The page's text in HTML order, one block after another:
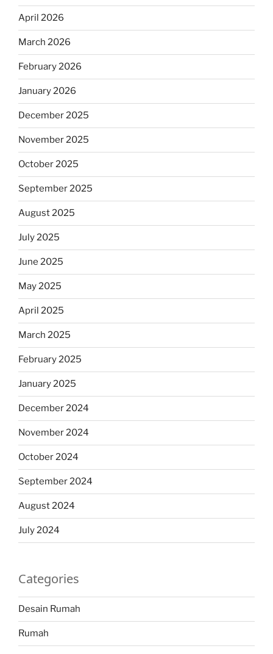
April 2026
March 2026
February 2026
January 2026
December 2025
November 2025
October 2025
September 2025
August 2025
July 2025
June 2025
May 2025
April 2025
March 2025
February 2025
January 2025
December 2024
November 2024
October 2024
September 2024
August 2024
July 2024
Categories
Desain Rumah
Rumah